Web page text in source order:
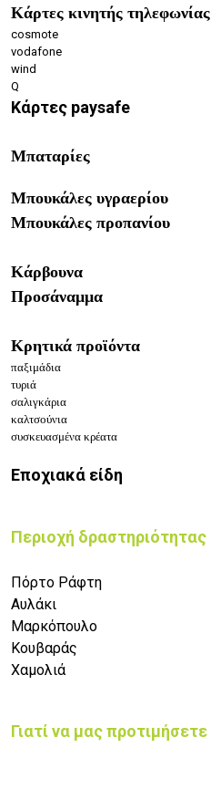
Κάρτες κινητής τηλεφωνίας
cosmote
vodafone
wind
Q
Κάρτες paysafe
Μπαταρίες
Μπουκάλες υγραερίου
Μπουκάλες προπανίου
Κάρβουνα
Προσάναμμα
Κρητικά προϊόντα
παξιμάδια
τυριά
σαλιγκάρια
καλτσούνια
συσκευασμένα κρέατα
Εποχιακά είδη
Περιοχή δραστηριότητας
Πόρτο Ράφτη
Αυλάκι
Μαρκόπουλο
Κουβαράς
Χαμολιά
Γιατί να μας προτιμήσετε